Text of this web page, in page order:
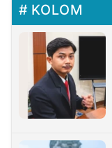
KOLOM